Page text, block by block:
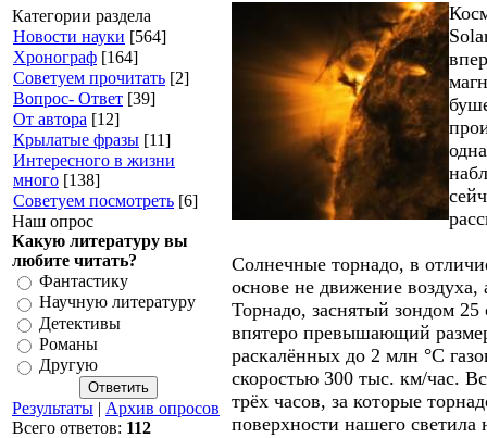
Категории раздела
Новости науки [564]
Хронограф [164]
Советуем прочитать [2]
Вопрос- Ответ [39]
От автора [12]
Крылатые фразы [11]
Интересного в жизни
много [138]
Советуем посмотреть [6]
Наш опрос
Какую литературу вы
любите читать?
Фантастику
Научную литературу
Детективы
Романы
Другую
Результаты | Архив опросов
Всего ответов: 112
Солнечные торнадо, в
основе не движение
Торнадо, заснятый зондом 25
впятеро превышающий
раскалённых до 2 млн °C
скоростью 300 тыс. км/час.
трёх часов, за которые
поверхности нашего